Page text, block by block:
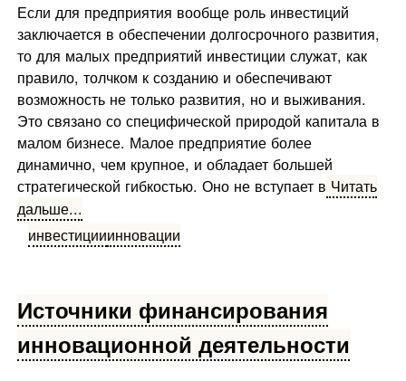
Если для предприятия вообще роль инвестиций
заключается в обеспечении долгосрочного развития,
то для малых предприятий инвестиции служат, как
правило, толчком к созданию и обеспечивают
возможность не только развития, но и выживания.
Это связано со специфической природой капитала в
малом бизнесе. Малое предприятие более
динамично, чем крупное, и обладает большей
стратегической гибкостью. Оно не вступает в Читать
дальше...
инвестицииинновации
Источники финансирования
инновационной деятельности